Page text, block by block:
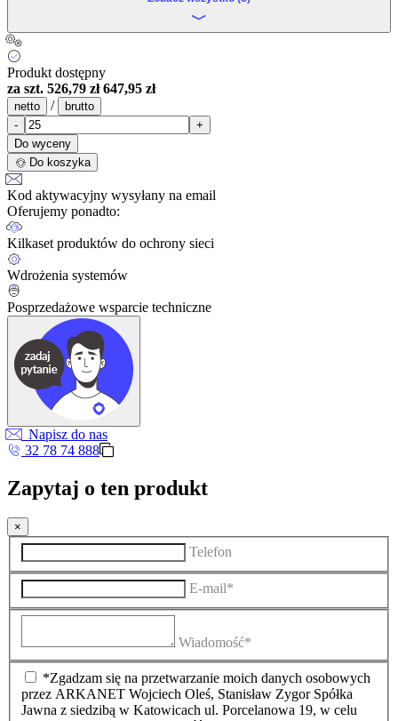
Produkt dostępny
za szt. 526,79 zł 647,95 zł
netto /
brutto
-
+
Do wyceny
Do koszyka
Kod aktywacyjny wysyłany na email
Oferujemy ponadto:
Kilkaset produktów do ochrony sieci
Wdrożenia systemów
Posprzedażowe wsparcie techniczne
Napisz do nas
32 78 74 888
Zapytaj o ten produkt
×
Telefon
E-mail*
Wiadomość*
*Zgadzam się na przetwarzanie moich danych osobowych
przez ARKANET Wojciech Oleś, Stanisław Zygor Spółka
Jawna z siedzibą w Katowicach ul. Porcelanowa 19, w celu